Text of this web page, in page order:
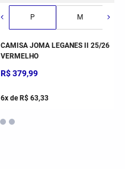
P M
CAMISA JOMA LEGANES II 25/26
VERMELHO
R$379,99
6x de R$ 63,33